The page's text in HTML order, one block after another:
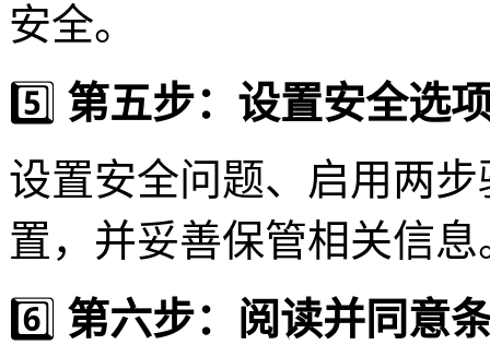
安全。
5️⃣ 第五步：设置安全选
设置安全问题、启用两
置，并妥善保管相关信息
6️⃣ 第六步：阅读并同意